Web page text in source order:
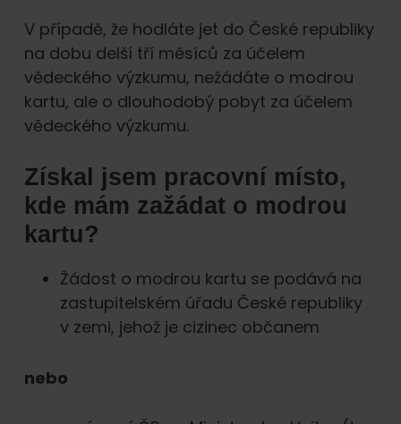
V případě, že hodláte jet do České republiky
na dobu delší tří měsíců za účelem
vědeckého výzkumu, nežádáte o modrou
kartu, ale o dlouhodobý pobyt za účelem
vědeckého výzkumu.
Získal jsem pracovní místo,
kde mám zažádat o modrou
kartu?
Žádost o modrou kartu se podává na
zastupitelském úřadu České republiky
v zemi, jehož je cizinec občanem
nebo